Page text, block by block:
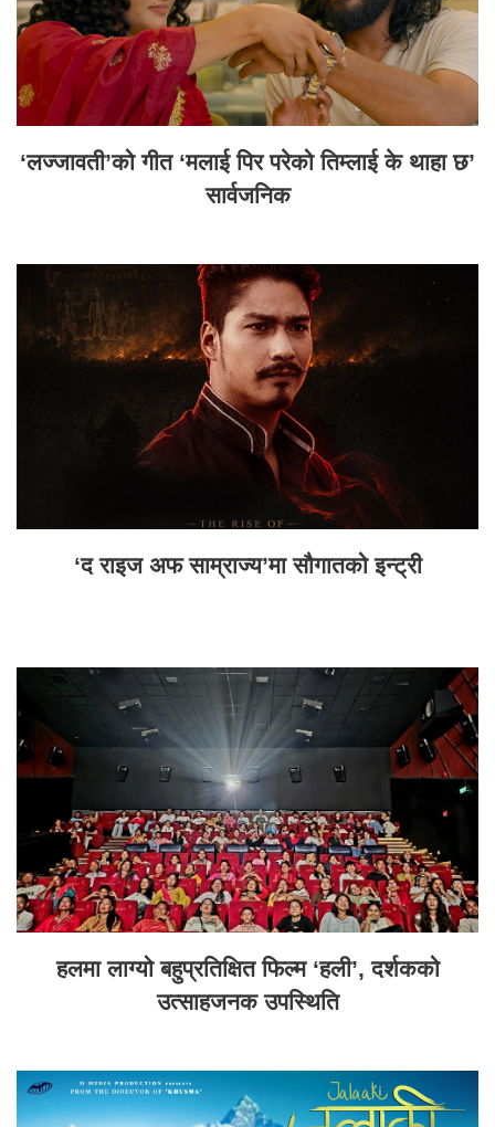
‘लज्जावती’को गीत ‘मलाई पिर परेको तिम्लाई के थाहा छ’
सार्वजनिक
‘द राइज अफ साम्राज्य’मा सौगातको इन्ट्री
हलमा लाग्यो बहुप्रतिक्षित फिल्म ‘हली’, दर्शकको
उत्साहजनक उपस्थिति